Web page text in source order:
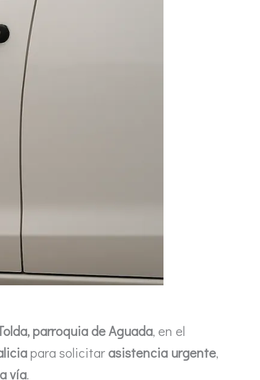
parroquia de Aguada, en el
para solicitar asistencia urgente,
vía.